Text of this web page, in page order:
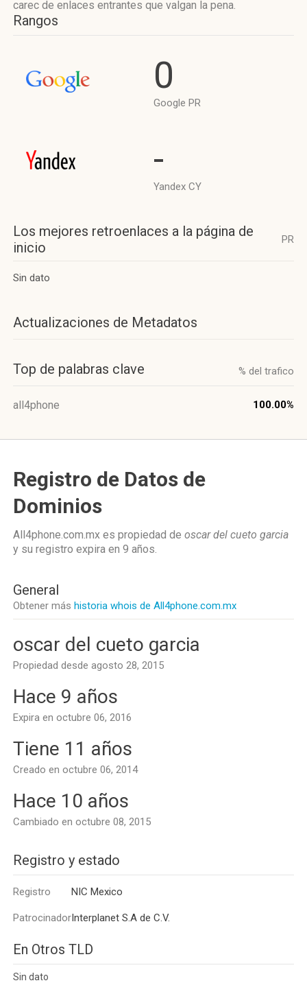
carec de enlaces entrantes que valgan la pena.
Rangos
0
Google PR
-
Yandex CY
Los mejores retroenlaces a la página de
inicio
PR
Sin dato
Actualizaciones de Metadatos
Top de palabras clave % del trafico
all4phone 100.00%
Registro de Datos de
Dominios
All4phone.com.mx es propiedad de oscar del cueto garcia
y su registro expira en 9 años.
General
Obtener más historia whois de All4phone.com.mx
oscar del cueto garcia
Propiedad desde agosto 28, 2015
Hace 9 años
Expira en octubre 06, 2016
Tiene 11 años
Creado en octubre 06, 2014
Hace 10 años
Cambiado en octubre 08, 2015
Registro y estado
Registro NIC Mexico
PatrocinadorInterplanet S.A de C.V.
En Otros TLD
Sin dato